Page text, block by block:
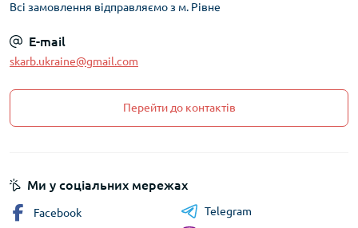
Всі замовлення відправляємо з м. Рівне
E-mail
skarb.ukraine@gmail.com
Перейти до контактів
Ми у соціальних мережах
Facebook
Telegram